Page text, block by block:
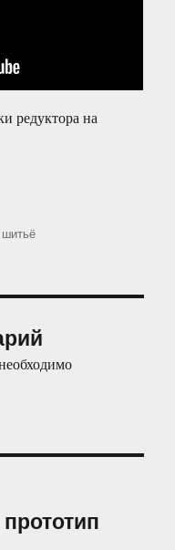
редуктора на
шитьё